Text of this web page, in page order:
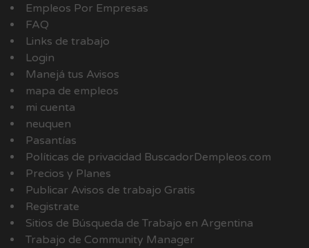
Empleos Por Empresas
FAQ
Links de trabajo
Login
Manejá tus Avisos
mapa de empleos
mi cuenta
neuquen
Pasantías
Políticas de privacidad BuscadorDempleos.com
Precios y Planes
Publicar Avisos de trabajo Gratis
Registrate
Sitios de Búsqueda de Trabajo en Argentina
Trabajo de Community Manager